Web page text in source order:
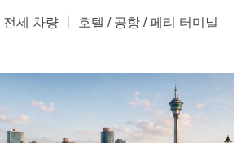
세 차량 丨 호텔 / 공항 / 페리 터미널